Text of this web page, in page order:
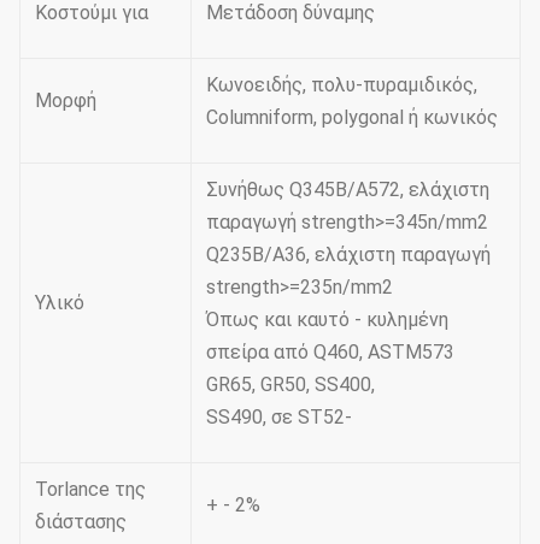
Κοστούμι για Μετάδοση δύναμης
Μορφή
Κωνοειδής, πολυ-πυραμιδικός,
Columniform, polygonal ή κωνικός
Υλικό
Συνήθως Q345B/A572, ελάχιστη
παραγωγή strength>=345n/mm2
Q235B/A36, ελάχιστη παραγωγή
strength>=235n/mm2
Όπως και καυτό - κυλημένη
σπείρα από Q460, ASTM573
GR65, GR50, SS400,
SS490, σε ST52-
Torlance της
διάστασης
+ - 2%